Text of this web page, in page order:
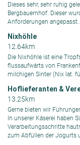
Dieses sehr, sehr ruhig
Bergbauernhof. Dieser
Anforderungen angepasst.
Nixhöhle
12.64km
Die Nixhöhle ist eine
flussaufwärts von
milchigen Sinter (Nix lat.
Hoflieferanten &
13.25km
Gerne bieten wir
In unserer Käserei haben
Verarbeitungsschritte
zum Abfüllen der Jogurts